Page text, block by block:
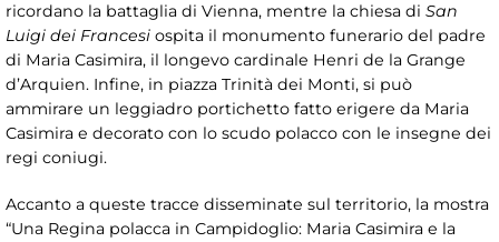
ricordano la battaglia di Vienna, mentre la chiesa di San
Luigi dei Francesi ospita il monumento funerario del padre
di Maria Casimira, il longevo cardinale Henri de la Grange
d’Arquien. Infine, in piazza Trinità dei Monti, si può
ammirare un leggiadro portichetto fatto erigere da Maria
Casimira e decorato con lo scudo polacco con le insegne dei
regi coniugi.
Accanto a queste tracce disseminate sul territorio, la mostra
“Una Regina polacca in Campidoglio: Maria Casimira e la